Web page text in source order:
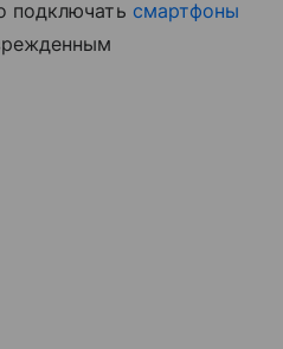
подключать смартфоны